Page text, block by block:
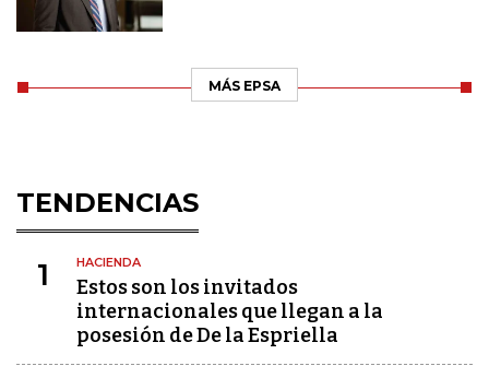
MÁS EPSA
TENDENCIAS
1 HACIENDA
Estos son los invitados
internacionales que llegan a la
posesión de De la Espriella